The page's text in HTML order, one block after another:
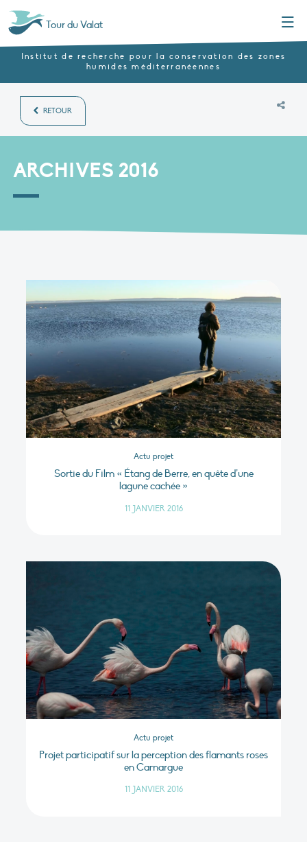
Tour du Valat
Institut de recherche pour la conservation des zones
humides méditerranéennes
RETOUR
ARCHIVES 2016
Actu projet
Sortie du Film « Étang de Berre, en quête d’une
lagune cachée »
11 JANVIER 2016
Actu projet
Projet participatif sur la perception des flamants roses
en Camargue
11 JANVIER 2016